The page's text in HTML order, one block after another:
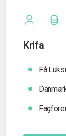
Krifa
Få